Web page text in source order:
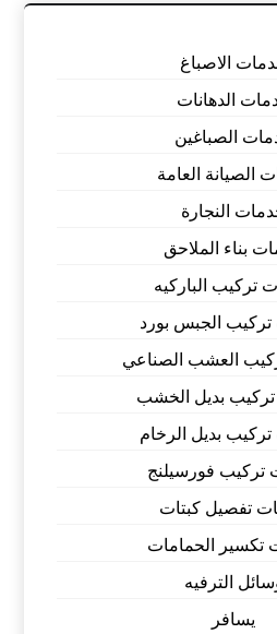
الاصباغ
الدهانات
الصباغين
الصيانة العامة
النجارة
بناء الملاحق
تركيب الباركيه
الجبس بورد
العشب الصناعي
بديل الخشب
بديل الرخام
تركيب فورسيلنج
تفصيل كبتات
تكسير الحمامات
الترفيه
يسافر